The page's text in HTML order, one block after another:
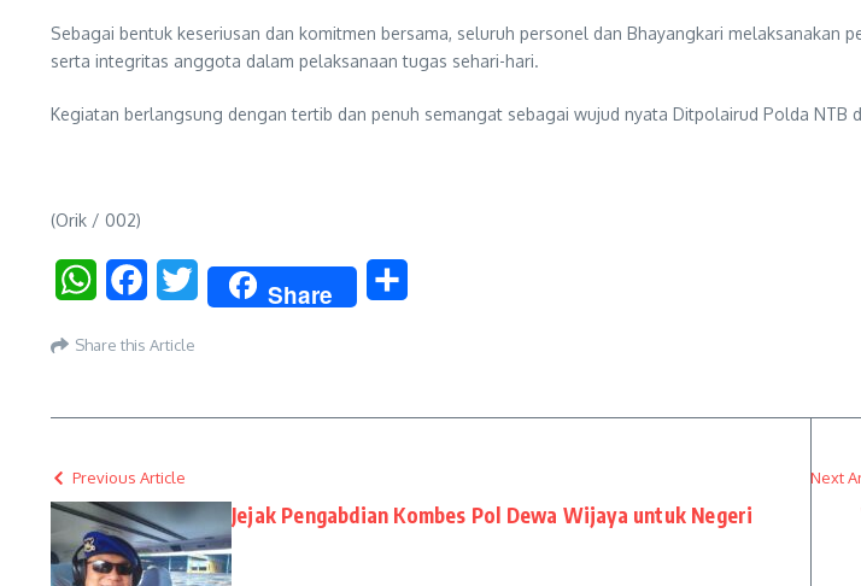
Sebagai bentuk keseriusan dan komitmen bersama, seluruh personel dan Bhayangkari
serta integritas anggota dalam pelaksanaan tugas sehari-hari.
Kegiatan berlangsung dengan tertib dan penuh semangat sebagai wujud nyata Ditpolairud Polda
(Orik / 002)
WhatsAppFacebookTwitter Share
Share this Article
Previous Article
Jejak Pengabdian Kombes Pol Dewa Wijaya untuk Negeri
Next